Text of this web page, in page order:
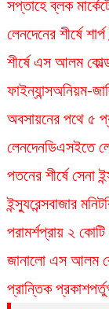
সপ্তাহে ব্লক
লেনদেনের শীর্ষে
শীর্ষে এস আলম
ফাইন্যান্সঅনিয়ম-
অবসায়নের পথে ৫
লেনদেনডিএসইতে
পতনের শীর্ষে সেনা
ইন্স্যুরেন্সবাজার
পরামর্শপ্রায় ২ কোটি
জানালো এস আলম
প্রান্তিক প্রকাশ